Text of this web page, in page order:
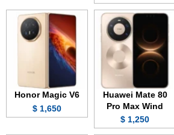
Huawei Mate 80
Pro Max Wind
1,250 $
Honor Magic V6
1,650 $